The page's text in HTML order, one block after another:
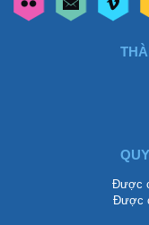
Được
Được